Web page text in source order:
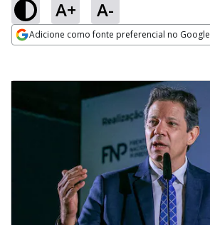
A+ A-
Adicione como fonte preferencial no Google